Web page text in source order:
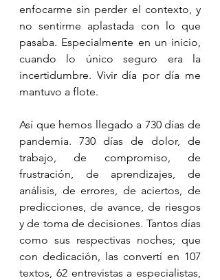
enfocarme sin perder el contexto, y
no sentirme aplastada con lo que
pasaba. Especialmente en un inicio,
cuando lo único seguro era la
incertidumbre. Vivir día por día me
mantuvo a flote.
Así que hemos llegado a 730 días de
pandemia. 730 días de dolor, de
trabajo, de compromiso, de
frustración, de aprendizajes, de
análisis, de errores, de aciertos, de
predicciones, de avance, de riesgos
y de toma de decisiones. Tantos días
como sus respectivas noches; que
con dedicación, las convertí en 107
textos, 62 entrevistas a especialistas,